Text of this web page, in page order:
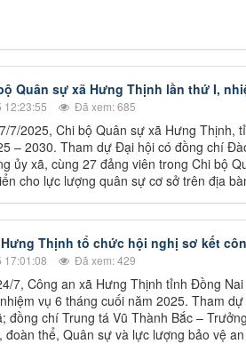
Quân sự xã Hưng Thịnh lần thứ I,
12:23:55 Đã xem: 685
7/2025, Chi bộ Quân sự xã Hưng
– 2030. Tham dự Đại hội có đồng chí
ủy xã, cùng 27 đảng viên trong Chi bộ
cho lực lượng quân sự cơ sở trên địa
Thịnh tổ chức hội nghị sơ kết
17:01:08 Đã xem: 429
7, Công an xã Hưng Thịnh tỉnh Đồng
vụ 6 tháng cuối năm 2025. Tham
đồng chí Trung tá Vũ Thành Bắc –
thể, Quân sự và lực lượng bảo vệ